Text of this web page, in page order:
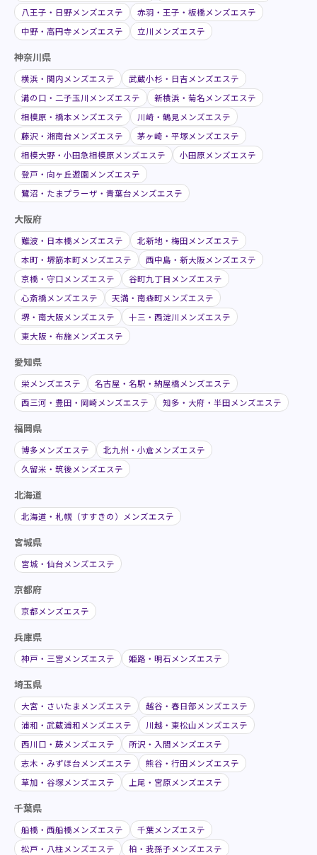
八王子・日野メンズエステ
赤羽・王子・板橋メンズエステ
中野・高円寺メンズエステ
立川メンズエステ
神奈川県
横浜・関内メンズエステ
武蔵小杉・日吉メンズエステ
溝の口・二子玉川メンズエステ
新横浜・菊名メンズエステ
相模原・橋本メンズエステ
川崎・鶴見メンズエステ
藤沢・湘南台メンズエステ
茅ヶ崎・平塚メンズエステ
相模大野・小田急相模原メンズエステ
小田原メンズエステ
登戸・向ヶ丘遊園メンズエステ
鷺沼・たまプラーザ・青葉台メンズエステ
大阪府
難波・日本橋メンズエステ
北新地・梅田メンズエステ
本町・堺筋本町メンズエステ
西中島・新大阪メンズエステ
京橋・守口メンズエステ
谷町九丁目メンズエステ
心斎橋メンズエステ
天満・南森町メンズエステ
堺・南大阪メンズエステ
十三・西淀川メンズエステ
東大阪・布施メンズエステ
愛知県
栄メンズエステ
名古屋・名駅・納屋橋メンズエステ
西三河・豊田・岡崎メンズエステ
知多・大府・半田メンズエステ
福岡県
博多メンズエステ
北九州・小倉メンズエステ
久留米・筑後メンズエステ
北海道
北海道・札幌（すすきの）メンズエステ
宮城県
宮城・仙台メンズエステ
京都府
京都メンズエステ
兵庫県
神戸・三宮メンズエステ 姫路・明石メンズエステ
埼玉県
大宮・さいたまメンズエステ
越谷・春日部メンズエステ
浦和・武蔵浦和メンズエステ
川越・東松山メンズエステ
西川口・蕨メンズエステ
所沢・入間メンズエステ
志木・みずほ台メンズエステ
熊谷・行田メンズエステ
草加・谷塚メンズエステ
上尾・宮原メンズエステ
千葉県
船橋・西船橋メンズエステ
千葉メンズエステ
松戸・八柱メンズエステ
柏・我孫子メンズエステ